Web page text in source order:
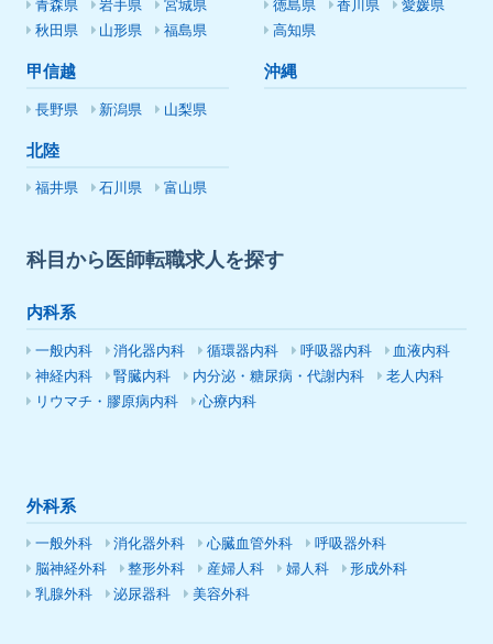
青森県 岩手県
宮城県
秋田県
山形県 福島県
甲信越
長野県 新潟県 山梨県
北陸
福井県 石川県 富山県
徳島県 香川県
愛媛県
高知県
沖縄
科目から医師転職求人を探す
内科系
一般内科 消化器内科 循環器内科 呼吸器内科
血液内科
神経内科
腎臓内科 内分泌・糖尿病・代謝内科
老人内科
リウマチ・膠原病内科
心療内科
外科系
一般外科 消化器外科 心臓血管外科
呼吸器外科
脳神経外科
整形外科 産婦人科 婦人科
形成外科
乳腺外科
泌尿器科 美容外科